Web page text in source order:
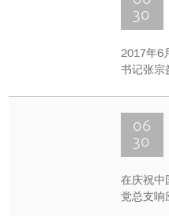
态化制
命传统
30
2017年6
书记张宗
06
30
在庆祝中
党总支响